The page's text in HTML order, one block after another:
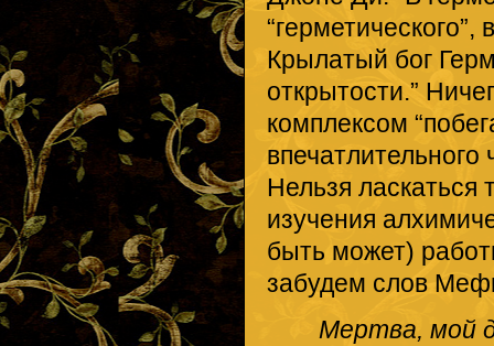
Крылатый бог
открытости.”
комплексом
Нельзя ласкаться
изучения
быть может)
забудем слов
Мертва, мой